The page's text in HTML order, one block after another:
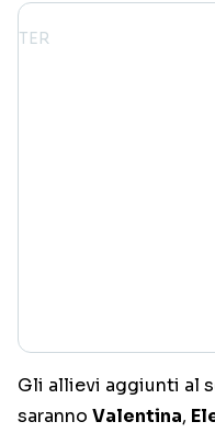
Gli allievi aggiunti al
saranno Valentina,